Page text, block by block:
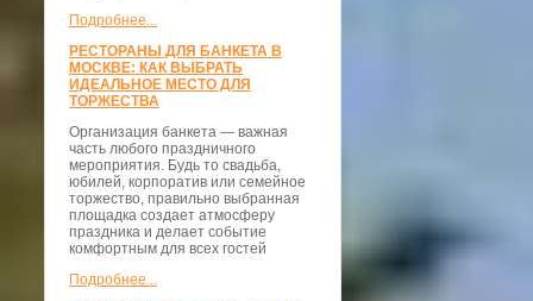
Подробнее...
РЕСТОРАНЫ ДЛЯ БАНКЕТА В
МОСКВЕ: КАК ВЫБРАТЬ
ИДЕАЛЬНОЕ МЕСТО ДЛЯ
ТОРЖЕСТВА
Организация банкета — важная
часть любого праздничного
мероприятия. Будь то свадьба,
юбилей, корпоратив или семейное
торжество, правильно выбранная
площадка создает атмосферу
праздника и делает событие
комфортным для всех гостей
Подробнее...